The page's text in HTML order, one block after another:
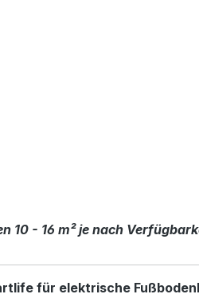
10 - 16 m² je nach
für elektrische